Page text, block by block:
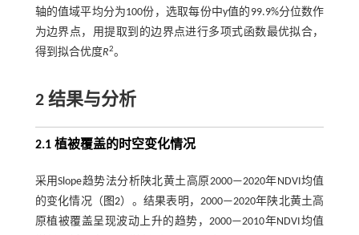
轴的值域平均分为100份，选取每份中y值的99.9%分位数作
为边界点，用提取到的边界点进行多项式函数最优拟合，
得到拟合优度R2。
2 结果与分析
2.1 植被覆盖的时空变化情况
采用Slope趋势法分析陕北黄土高原2000—2020年NDVI均值
的变化情况（ 图2）。结果表明，2000—2020年陕北黄土高
原植被覆盖呈现波动上升的趋势，2000—2010年NDVI均值